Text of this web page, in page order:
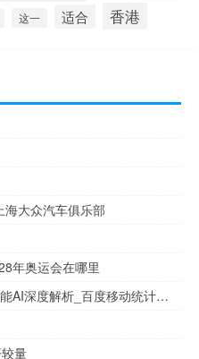
这一 适合 香港
大众汽车俱乐部
年奥运会在哪里
2024澳门精准正版资料大全_智能AI深度解析_百度移动统计版.213.1.410
量